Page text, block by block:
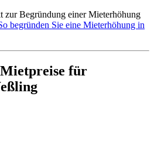
zur Begründung einer Mieterhöhung
begründen Sie eine Mieterhöhung in
für